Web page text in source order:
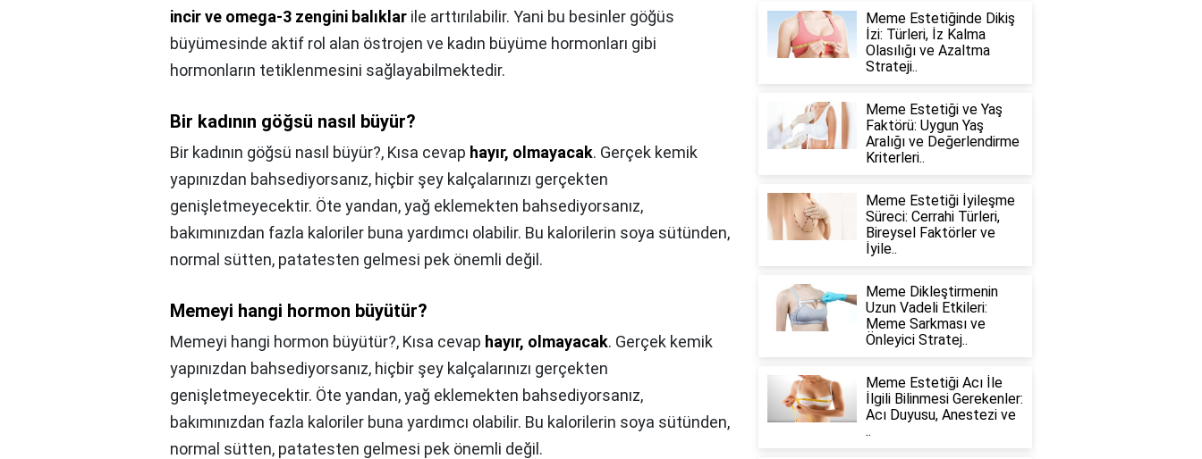
incir ve omega-3 zengini balıklar ile arttırılabilir. Yani bu besinler göğüs
büyümesinde aktif rol alan östrojen ve kadın büyüme hormonları gibi
hormonların tetiklenmesini sağlayabilmektedir.
Bir kadının göğsü nasıl büyür?
Bir kadının göğsü nasıl büyür?, Kısa cevap hayır, olmayacak. Gerçek kemik
yapınızdan bahsediyorsanız, hiçbir şey kalçalarınızı gerçekten
genişletmeyecektir. Öte yandan, yağ eklemekten bahsediyorsanız,
bakımınızdan fazla kaloriler buna yardımcı olabilir. Bu kalorilerin soya sütünden,
normal sütten, patatesten gelmesi pek önemli değil.
Memeyi hangi hormon büyütür?
Memeyi hangi hormon büyütür?, Kısa cevap hayır, olmayacak. Gerçek kemik
yapınızdan bahsediyorsanız, hiçbir şey kalçalarınızı gerçekten
genişletmeyecektir. Öte yandan, yağ eklemekten bahsediyorsanız,
bakımınızdan fazla kaloriler buna yardımcı olabilir. Bu kalorilerin soya sütünden,
normal sütten, patatesten gelmesi pek önemli değil.
Meme Estetiğinde Dikiş
İzi: Türleri, İz Kalma
Olasılığı ve Azaltma
Strateji..
Meme Estetiği ve Yaş
Faktörü: Uygun Yaş
Aralığı ve Değerlendirme
Kriterleri..
Meme Estetiği İyileşme
Süreci: Cerrahi Türleri,
Bireysel Faktörler ve
İyile..
Meme Dikleştirmenin
Uzun Vadeli Etkileri:
Meme Sarkması ve
Önleyici Stratej..
Meme Estetiği Acı İle
İlgili Bilinmesi Gerekenler:
Acı Duyusu, Anestezi ve
..